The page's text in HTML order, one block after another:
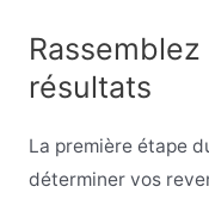
résultats
La première étape
déterminer vos